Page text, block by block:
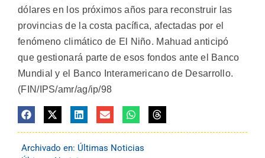
dólares en los próximos años para reconstruir las
provincias de la costa pacífica, afectadas por el
fenómeno climático de El Niño. Mahuad anticipó
que gestionará parte de esos fondos ante el Banco
Mundial y el Banco Interamericano de Desarrollo.
(FIN/IPS/amr/ag/ip/98
Archivado en: Últimas Noticias